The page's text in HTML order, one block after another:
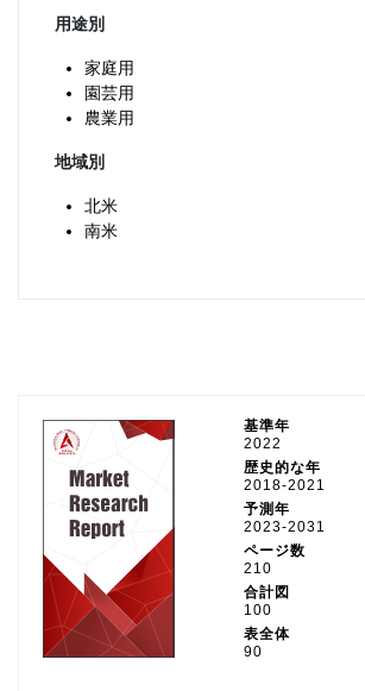
用途別
家庭用
園芸用
農業用
地域別
北米
南米
基準年
2022
歴史的な年
2018-2021
予測年
2023-2031
ページ数
210
合計図
100
表全体
90